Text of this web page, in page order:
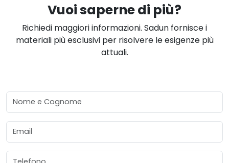
Vuoi saperne di più?
Richiedi maggiori informazioni. Sadun fornisce i
materiali più esclusivi per risolvere le esigenze più
attuali.
Nome e Cognome
Email
Telefono